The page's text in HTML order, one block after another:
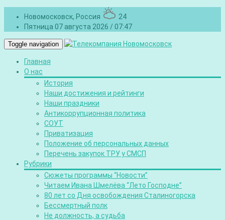
Новомосковск, Россия
24
Пятница 07 августа 2026 / 07:47
Toggle navigation
Главная
О нас
История
Наши достижения и рейтинги
Наши праздники
Антикоррупционная политика
СОУТ
Приватизация
Положение об персональных данных
Перечень закупок ТРУ у СМСП
Рубрики
Сюжеты программы “Новости”
Читаем Ивана Шмелёва “Лето Господне”
80 лет со Дня освобождения Сталиногорска
Бессмертный полк
Не должность, а судьба